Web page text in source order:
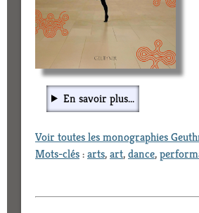
En savoir plus...
Voir toutes les monographies
Mots-clés:arts,art,dance,